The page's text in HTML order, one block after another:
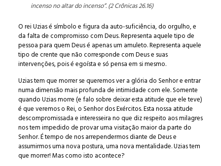
incenso no altar do incenso”. (2 Crônicas 26.16)
O rei Uzias é símbolo e figura da auto-suficiência, do orgulho, e
da falta de compromisso com Deus. Representa aquele tipo de
pessoa para quem Deus é apenas um amuleto. Representa aquele
tipo de crente que não corresponde com Deus e suas
intervenções, pois é egoísta e só pensa em si mesmo.
Uzias tem que morrer se queremos ver a glória do Senhor e entrar
numa dimensão mais profunda de intimidade com ele. Somente
quando Uzias morre (e falo sobre deixar esta atitude que ele teve)
é que veremos o Rei, o Senhor dos Exércitos. Esta nossa atitude
descompromissada e interesseira no que diz respeito aos milagres
nos tem impedido de provar uma visitação maior da parte do
Senhor. É tempo de nos arrependermos diante de Deus e
assumirmos uma nova postura, uma nova mentalidade. Uzias tem
que morrer! Mas como isto acontece?